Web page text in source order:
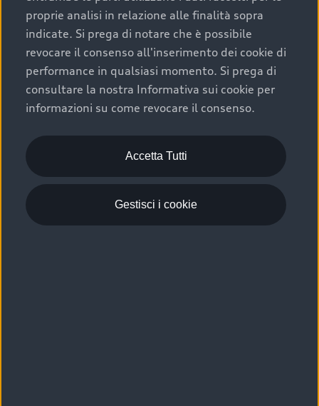
componenti principali in ottimo stato garantiscono
prestazioni affidabili e sicure.
Acquistare un’auto usata in una Concessionaria ufficiale
Audi che offre l’usato garantito tramite Audi Prima
Scelta :plus, significa affidarsi ad un prodotto che viene
sottoposto a 110 controlli approfonditi e coperto da
garanzia fino a 4 anni per una maggiore tutela del tuo
acquisto.
proprie analisi in relazione alle finalità sopra
indicate. Si prega di notare che è possibile
revocare il consenso all'inserimento dei cookie di
performance in qualsiasi momento. Si prega di
consultare la nostra Informativa sui cookie per
informazioni su come revocare il consenso.
Accetta Tutti
Gestisci i cookie